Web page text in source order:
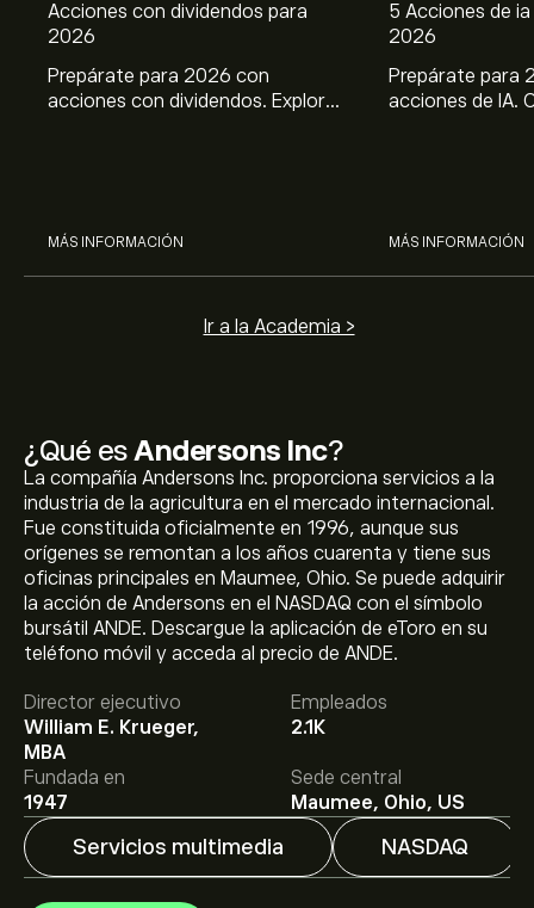
¿Qué es Andersons Inc?
La compañía Andersons Inc. proporciona servicios a la
industria de la agricultura en el mercado internacional.
Fue constituida oficialmente en 1996, aunque sus
orígenes se remontan a los años cuarenta y tiene sus
oficinas principales en Maumee, Ohio. Se puede adquirir
la acción de Andersons en el NASDAQ con el símbolo
bursátil ANDE. Descargue la aplicación de eToro en su
teléfono móvil y acceda al precio de ANDE.
Director ejecutivo
William E. Krueger,
MBA
Empleados
2.1K
Fundada en
1947
Sede central
Maumee, Ohio, US
Servicios multimedia NASDAQ
Acciones con dividendos para
2026
Prepárate para 2026 con
acciones con dividendos. Explora
MÁS INFORMACIÓN
5 Acciones de
2026
Prepárate para
acciones de IA.
MÁS INFORMACIÓN
Ir a la Academia >
El precio actual de las acciones de ANDE es de 65.39‎$‎.
El precio medio objetivo para las acciones de
Andersons Inc es de 65.39‎$‎.
conocer los precios objetivo y las previsiones de los
analistas.
Las previsiones de los analistas para las acciones de
Andersons Inc se basan en las tendencias del mercado,
los estados financieros y el crecimiento previsto.